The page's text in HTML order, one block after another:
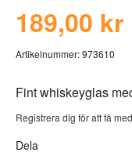
189,00 kr
Artikelnummer:973610
Fint whiskeyglas
Registrera dig för att få
Dela